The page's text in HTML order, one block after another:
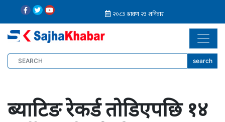
search
ब्याटिङ रेकर्ड तोडिएपछि १४